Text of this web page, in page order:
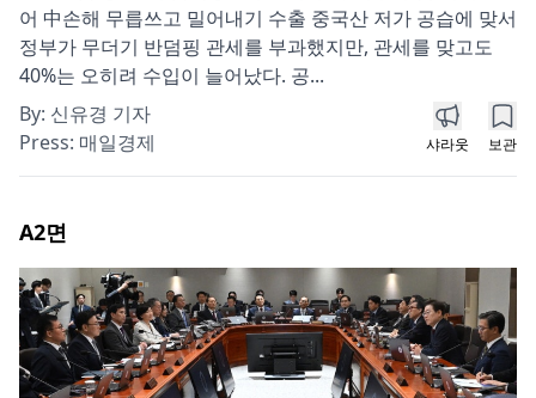
어 中손해 무릅쓰고 밀어내기 수출 중국산 저가 공습에 맞서
정부가 무더기 반덤핑 관세를 부과했지만, 관세를 맞고도
40%는 오히려 수입이 늘어났다. 공...
By: 신유경 기자
Press: 매일경제 샤라웃 보관
A2면